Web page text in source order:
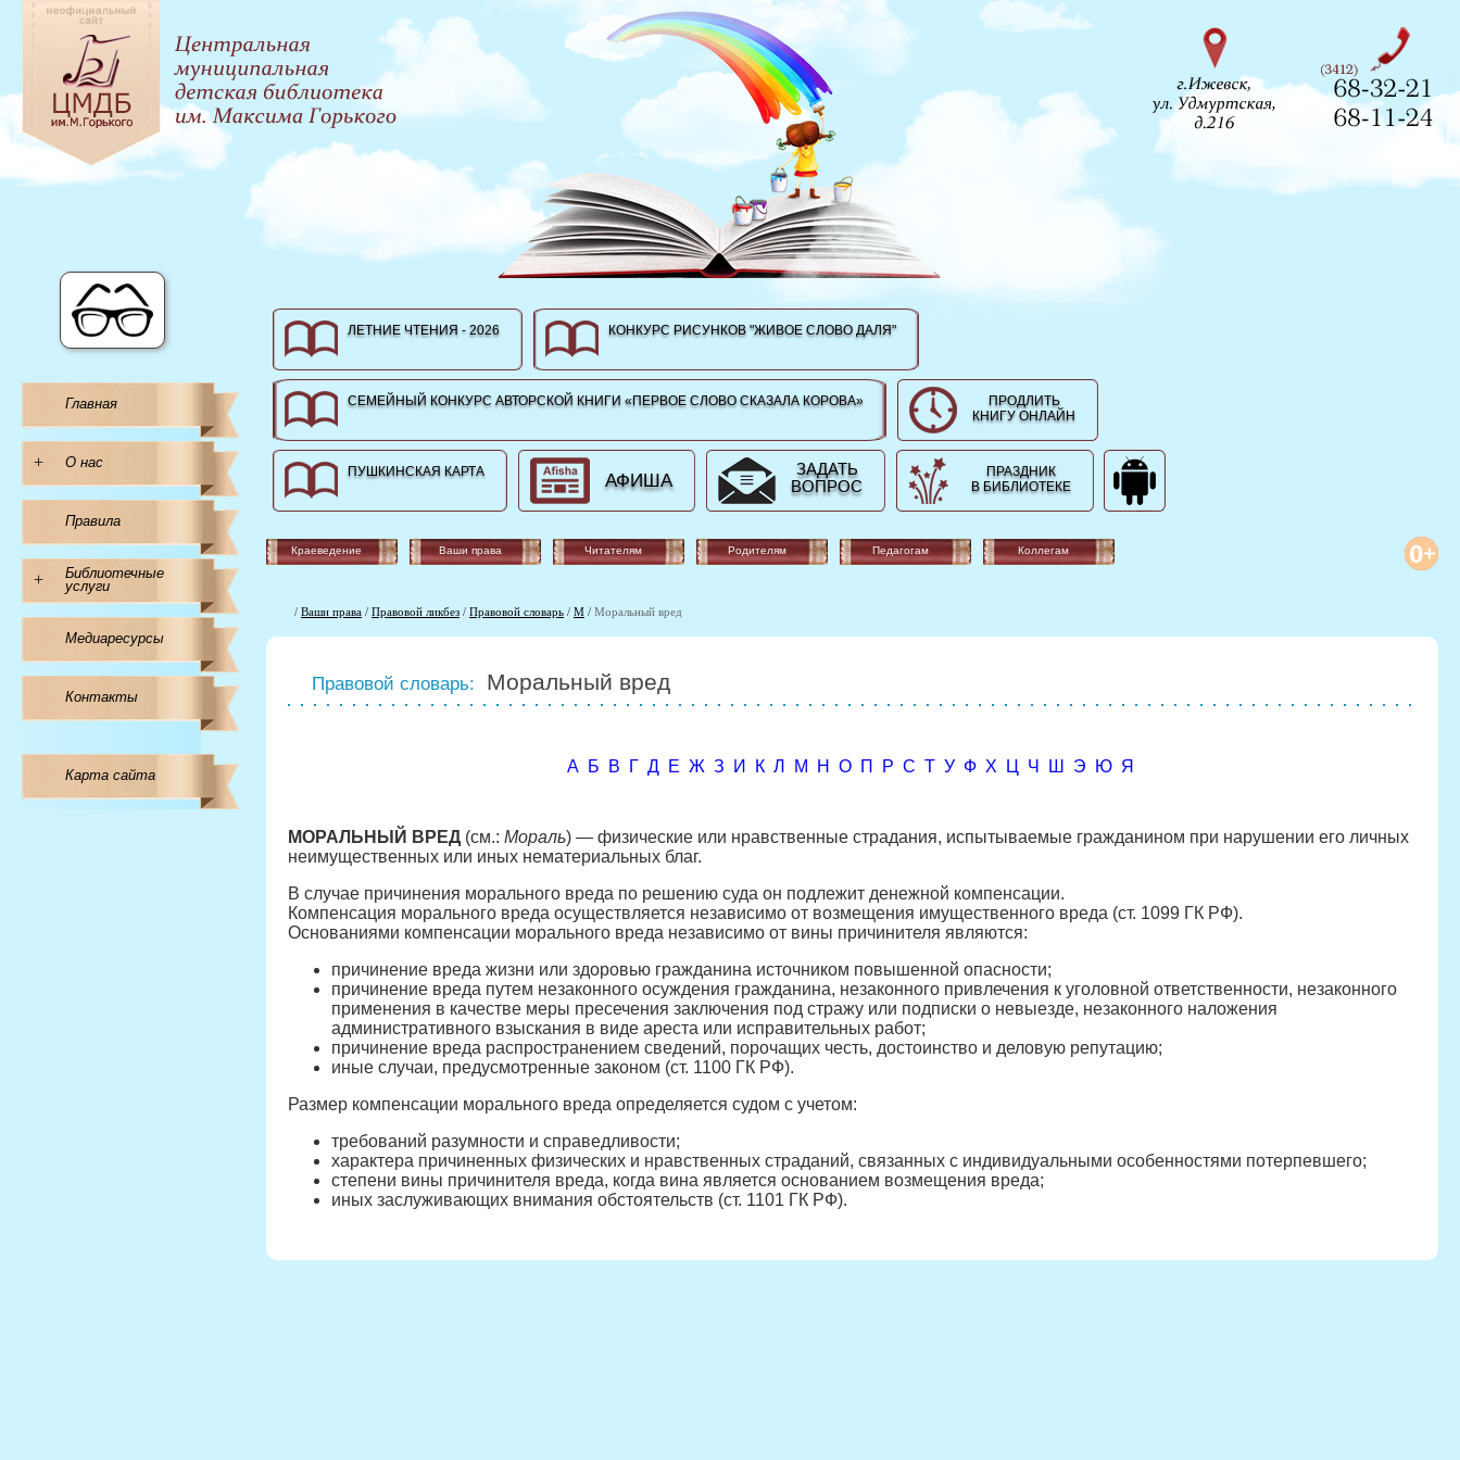
Главная
+ О нас
Правила
+
Библиотечные
услуги
Медиаресурсы
Контакты
Карта сайта
ЛЕТНИЕ ЧТЕНИЯ - 2026 КОНКУРС РИСУНКОВ "ЖИВОЕ СЛОВО ДАЛЯ"
СЕМЕЙНЫЙ КОНКУРС АВТОРСКОЙ КНИГИ «ПЕРВОЕ СЛОВО СКАЗАЛА КОРОВА»
ПРОДЛИТЬ
КНИГУ ОНЛАЙН
ПУШКИНСКАЯ КАРТА АФИША
ЗАДАТЬ
ВОПРОС
ПРАЗДНИК
В БИБЛИОТЕКЕ
Краеведение Ваши права Читателям Родителям Педагогам Коллегам
/ Ваши права / Правовой ликбез / Правовой словарь / М / Моральный вред
Правовой словарь: Моральный вред
А Б В Г Д Е Ж З И К Л М Н О П Р С Т У Ф Х Ц Ч Ш Э Ю Я
МОРАЛЬНЫЙ ВРЕД (см.: Мораль) — физические или нравственные страдания, испытываемые гражданином при нарушении его личных
неимущественных или иных нематериальных благ.
В случае причинения морального вреда по решению суда он подлежит денежной компенсации.
Компенсация морального вреда осуществляется независимо от возмещения имущественного вреда (ст. 1099 ГК РФ).
Основаниями компенсации морального вреда независимо от вины причинителя являются:
причинение вреда жизни или здоровью гражданина источником повышенной опасности;
причинение вреда путем незаконного осуждения гражданина, незаконного привлечения к уголовной ответственности, незаконного
применения в качестве меры пресечения заключения под стражу или подписки о невыезде, незаконного наложения
административного взыскания в виде ареста или исправительных работ;
причинение вреда распространением сведений, порочащих честь, достоинство и деловую репутацию;
иные случаи, предусмотренные законом (ст. 1100 ГК РФ).
Размер компенсации морального вреда определяется судом с учетом:
требований разумности и справедливости;
характера причиненных физических и нравственных страданий, связанных с индивидуальными особенностями потерпевшего;
степени вины причинителя вреда, когда вина является основанием возмещения вреда;
иных заслуживающих внимания обстоятельств (ст. 1101 ГК РФ).